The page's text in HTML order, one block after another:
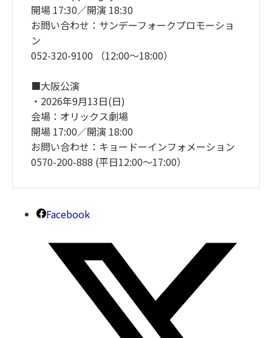
開場 17:30／開演 18:30
お問い合わせ：サンデーフォークプロモーショ
ン
052-320-9100 （12:00〜18:00）
■大阪公演
・2026年9月13日(日)
会場：オリックス劇場
開場 17:00／開演 18:00
お問い合わせ：キョードーインフォメーション
0570-200-888 (平日12:00〜17:00）
Facebook